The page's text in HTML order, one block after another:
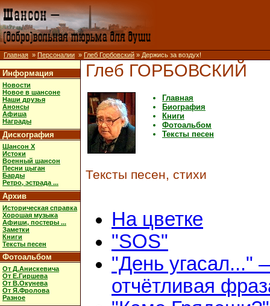
Главная » Персоналии » Глеб Горбовский » Держись за воздух!
Информация
Новости
Новое в шансоне
Наши друзья
Анонсы
Афиша
Награды
Дискография
Шансон X
Истоки
Военный шансон
Песни цыган
Барды
Ретро, эстрада ...
Архив
Историческая справка
Хорошая музыка
Афиши, постеры ...
Заметки
Книги
Тексты песен
Фотоальбом
От Д.Анискевича
От Е.Гиршева
От В.Окунева
От Я.Фролова
Разное
Глеб ГОРБОВСКИЙ
Главная
Биография
Книги
Фотоальбом
Тексты песен
Тексты песен, стихи
На цветке
"SOS"
"День угасал..."
отчётливая